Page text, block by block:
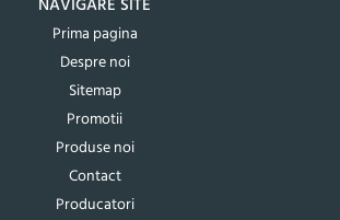
NAVIGARE SITE
Prima pagina
Despre noi
Sitemap
Promotii
Produse noi
Contact
Producatori